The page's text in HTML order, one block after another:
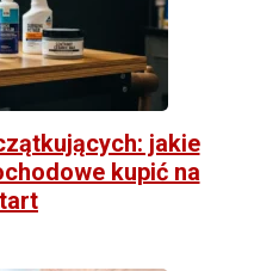
jakie
kupić na